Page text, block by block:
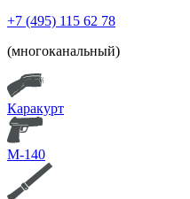
+7 (495) 115 62 78
(многоканальный)
Каракурт
М-140